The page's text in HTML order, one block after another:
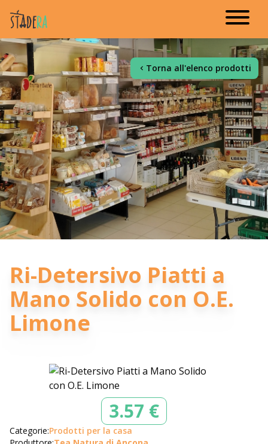
Torna all'elenco prodotti
Ri-Detersivo Piatti a
Mano Solido con O.E.
Limone
3.57 €
Categorie:Prodotti per la casa